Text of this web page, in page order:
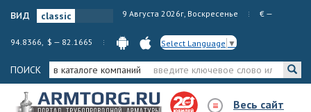
вид 9 Августа 2026г, Воскресенье € —
94.8366, $ — 82.1665 Select Language ▼
ПОИСК в каталоге компаний
Весь сайт